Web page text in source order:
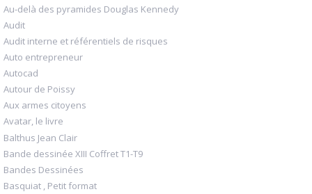
Au-delà des pyramides Douglas Kennedy
Audit
Audit interne et référentiels de risques
Auto entrepreneur
Autocad
Autour de Poissy
Aux armes citoyens
Avatar, le livre
Balthus Jean Clair
Bande dessinée XIII Coffret T1-T9
Bandes Dessinées
Basquiat , Petit format